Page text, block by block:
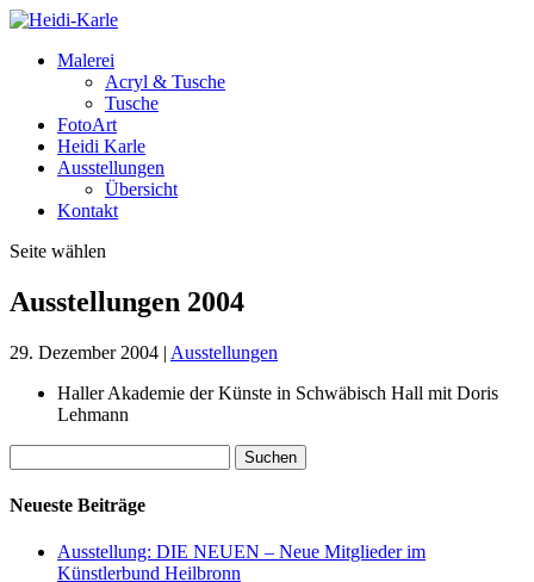
Malerei
Acryl & Tusche
Tusche
FotoArt
Heidi Karle
Ausstellungen
Übersicht
Kontakt
Seite wählen
Ausstellungen 2004
29. Dezember 2004 | Ausstellungen
Haller Akademie der Künste in Schwäbisch Hall mit Doris
Lehmann
nach:
Neueste Beiträge
Ausstellung: DIE NEUEN – Neue Mitglieder im
Künstlerbund Heilbronn